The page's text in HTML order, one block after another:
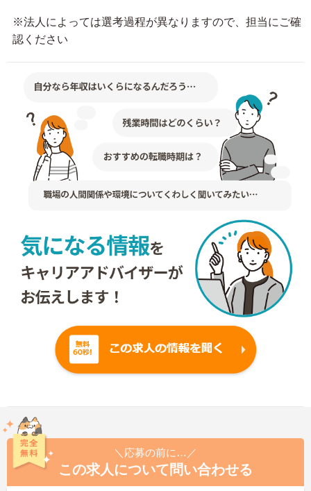
※法人によっては選考過程が異なりますので、担当にご確
認ください
＼応募の前に…／
この求人について問い合わせる